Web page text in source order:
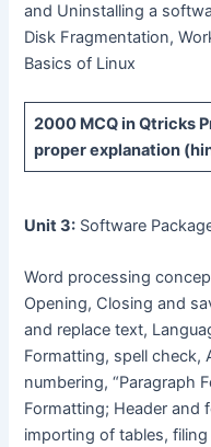
and Uninstalling a
Disk Fragmentation,
Basics of Linux
2000 MCQin Qtricks
proper explanation
Unit 3: Software
Word processing
Opening, Closing and
and replace text,
Formatting, spell check,
numbering, “Paragraph
Formatting; Header and
importing of tables,